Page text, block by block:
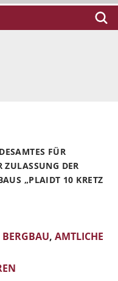
FÜR
ZULASSUNG DER
„PLAIDT 10 KRETZ
, AMTLICHE